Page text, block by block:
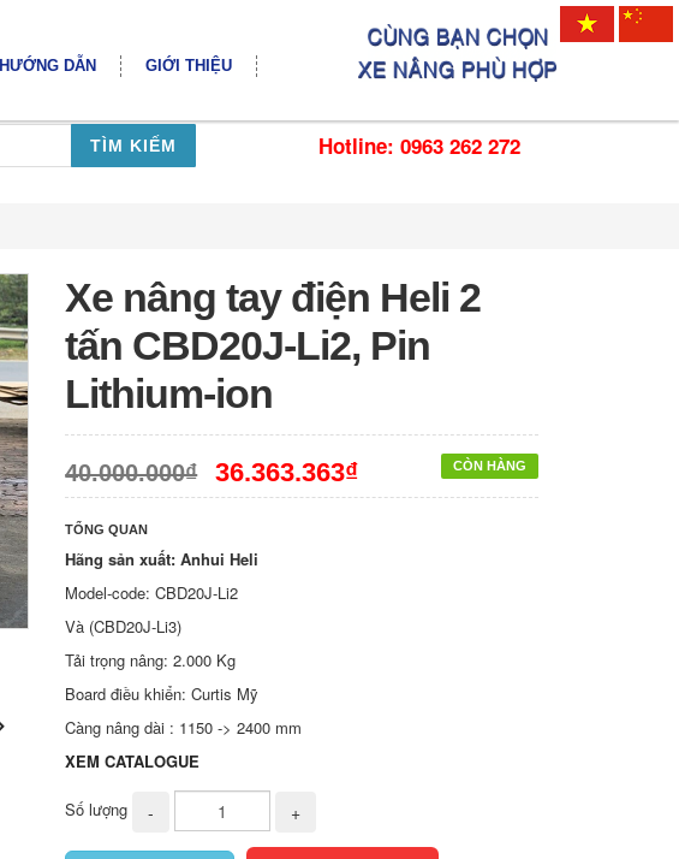
HƯỚNG DẪN GIỚI THIỆU
TÌM KIẾM Hotline: 0963 262 272
Xe nâng tay điện Heli 2
tấn CBD20J-Li2, Pin
Lithium-ion
CÒN HÀNG
40.000.000₫ 36.363.363₫
TỔNG QUAN
Hãng sản xuất: Anhui Heli
Model-code: CBD20J-Li2
Và (CBD20J-Li3)
Tải trọng nâng: 2.000 Kg
Board điều khiển: Curtis Mỹ
Càng nâng dài : 1150 -> 2400 mm
XEM CATALOGUE
Số lượng - +